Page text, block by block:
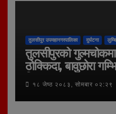
तुलसीपुर उपमहानगरपालिका दुर्घटना
तुलसीपुरको
ठोक्किदा, बावुछोरा
रिफर
१८ जेष्ठ २०८३, सोमबार ०२:२९